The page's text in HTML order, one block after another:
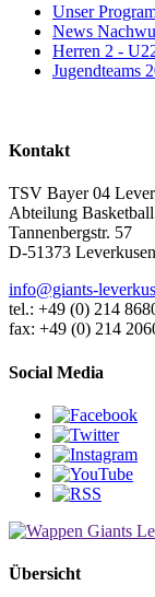
Unser
News
Herren 2 -
Jugendteams
Kontakt
TSV Bayer 04
Abteilung Basketball
Tannenbergstr. 57
D-51373 Leverkusen
info@giants-
tel.: +49 (0) 214
fax: +49 (0) 214
Social Media
Übersicht